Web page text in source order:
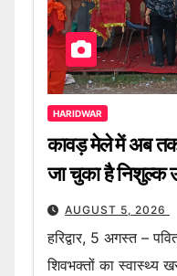
HARIDWAR
कावड़ मेले में अब तक
जा चुका है निशुल्क
AUGUST 5, 2026
हरिद्वार, 5 अगस्त –
शिवभक्तों का स्वास्थ्य